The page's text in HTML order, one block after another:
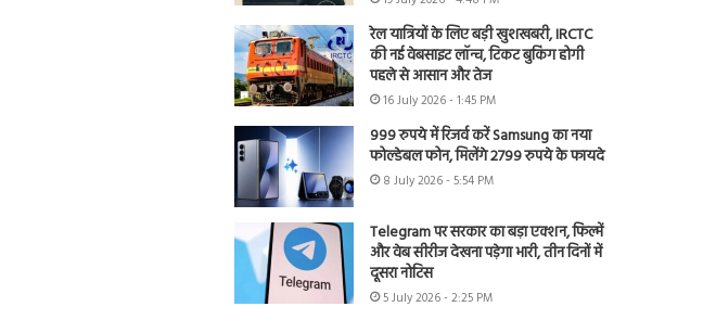
रेल यात्रियों के लिए बड़ी खुशखबरी, IRCTC
की नई वेबसाइट लॉन्च, टिकट बुकिंग होगी
पहले से आसान और तेज
16 July 2026 - 1:45 PM
999 रुपये में रिजर्व करें Samsung का नया
फोल्डेबल फोन, मिलेंगे 2799 रुपये के फायदे
8 July 2026 - 5:54 PM
Telegram पर सरकार का बड़ा एक्शन, फिल्में
और वेब सीरीज देखना पड़ेगा भारी, तीन दिनों में
दूसरा नोटिस
5 July 2026 - 2:25 PM